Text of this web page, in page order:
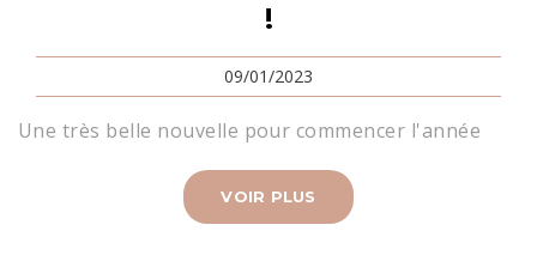
!
09/01/2023
Une très belle nouvelle pour commencer l'année
VOIR PLUS